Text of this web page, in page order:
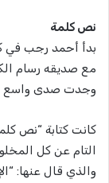
نص كلمة
مع صديقه رسام
وجدت صدى واسع
كانت كتابة “نص
التام عن كل
والذي قال عنها: